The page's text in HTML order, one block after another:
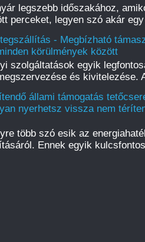
legszebb időszakához,
perceket, legyen szó akár
- Megbízható
körülmények között
szolgáltatások egyik
és kivitelezése.
állami támogatás
nyerhetsz vissza nem
több szó esik az
Ennek egyik